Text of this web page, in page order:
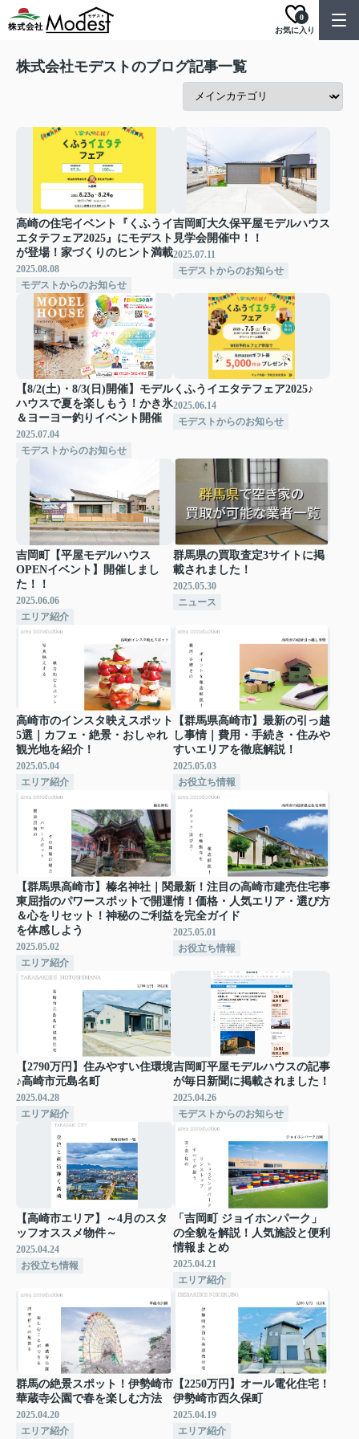
お気に入り
0
株式会社モデストのブログ記事一覧
高崎の住宅イベント『くふうイ
エタテフェア2025』にモデスト
が登場！家づくりのヒント満載
2025.08.08
モデストからのお知らせ
吉岡町大久保平屋モデルハウス
見学会開催中！！
2025.07.11
モデストからのお知らせ
【8/2(土)・8/3(日)開催】モデル
ハウスで夏を楽しもう！かき氷
＆ヨーヨー釣りイベント開催
2025.07.04
モデストからのお知らせ
くふうイエタテフェア2025♪
2025.06.14
モデストからのお知らせ
吉岡町【平屋モデルハウス
OPENイベント】開催しまし
た！！
2025.06.06
エリア紹介
群馬県の買取査定3サイトに掲
載されました！
2025.05.30
ニュース
高崎市のインスタ映えスポット
5選｜カフェ・絶景・おしゃれ
観光地を紹介！
2025.05.04
エリア紹介
【群馬県高崎市】最新の引っ越
し事情｜費用・手続き・住みや
すいエリアを徹底解説！
2025.05.03
お役立ち情報
【群馬県高崎市】榛名神社｜関
東屈指のパワースポットで開運
＆心をリセット！神秘のご利益
を体感しよう
2025.05.02
エリア紹介
最新！注目の高崎市建売住宅事
情！価格・人気エリア・選び方
を完全ガイド
2025.05.01
お役立ち情報
【2790万円】住みやすい住環境
♪高崎市元島名町
2025.04.28
エリア紹介
吉岡町平屋モデルハウスの記事
が毎日新聞に掲載されました！
2025.04.26
モデストからのお知らせ
【高崎市エリア】～4月のスタ
ッフオススメ物件～
2025.04.24
お役立ち情報
「吉岡町 ジョイホンパーク」
の全貌を解説！人気施設と便利
情報まとめ
2025.04.21
エリア紹介
群馬の絶景スポット！伊勢崎市
華蔵寺公園で春を楽しむ方法
2025.04.20
エリア紹介
【2250万円】オール電化住宅！
伊勢崎市西久保町
2025.04.19
エリア紹介